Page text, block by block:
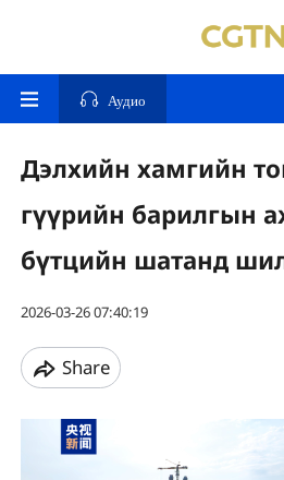
Аудио
Дэлхийн хамгийн
гүүрийн барилгын
бүтцийн шатанд
2026-03-26 07:40:19
Share